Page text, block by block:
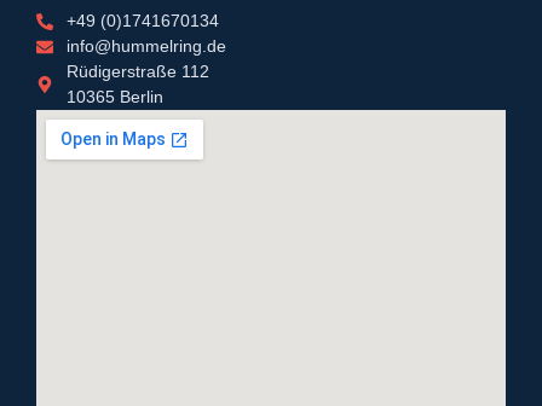
+49 (0)1741670134
info@hummelring.de
Rüdigerstraße 112
10365 Berlin